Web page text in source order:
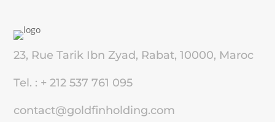
23, Rue Tarik Ibn Zyad, Rabat, 10000, Maroc
Tel. : + 212 537 761 095
contact@goldfinholding.com